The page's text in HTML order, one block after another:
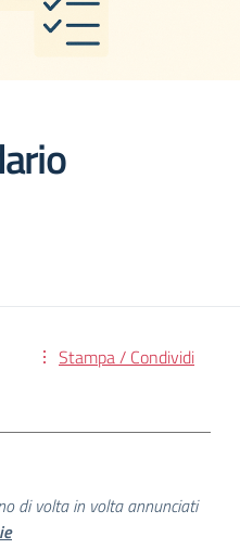
Stampa / Condividi
di volta in volta annunciati